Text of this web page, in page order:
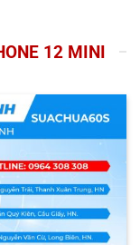
12 MINI